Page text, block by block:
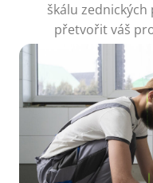
škálu
přetvořit váš
připraveni